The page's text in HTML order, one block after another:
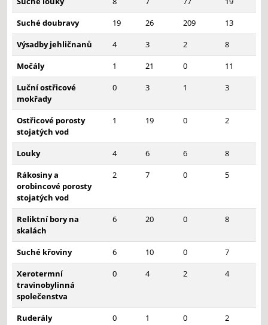
Suché doubravy
19 26 209
13
Výsadby jehličnanů
4 3 2
8
Močály
1 21 0
11
Luční ostřicové
mokřady
0 3 1 3
Ostřicové porosty
stojatých vod
1 19 0 2
Louky 4 6 6
8
Rákosiny a
orobincové porosty
stojatých vod
2 7 0 5
Reliktní bory na
skalách
6 20 0 8
Suché křoviny 6 10 0
7
Xerotermní
travinobylinná
společenstva
0 4 2 4
Ruderály 0 1 0
2